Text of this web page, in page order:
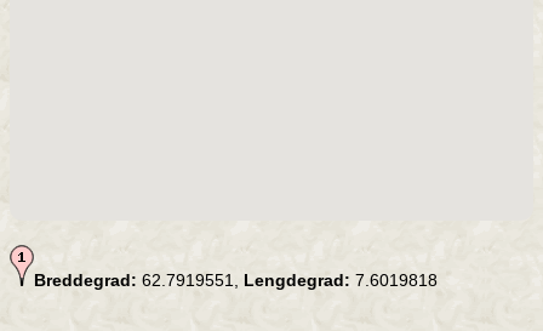
Breddegrad: 62.7919551, Lengdegrad: 7.6019818